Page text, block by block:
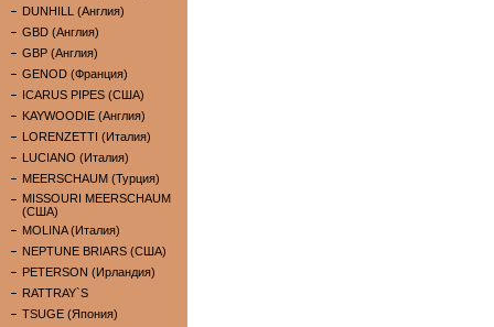
DUNHILL (Англия)
GBD (Англия)
GBP (Англия)
GENOD (Франция)
ICARUS PIPES (США)
KAYWOODIE (Англия)
LORENZETTI (Италия)
LUCIANO (Италия)
MEERSCHAUM (Турция)
MISSOURI MEERSCHAUM
(США)
MOLINA (Италия)
NEPTUNE BRIARS (США)
PETERSON (Ирландия)
RATTRAY`S
TSUGE (Япония)